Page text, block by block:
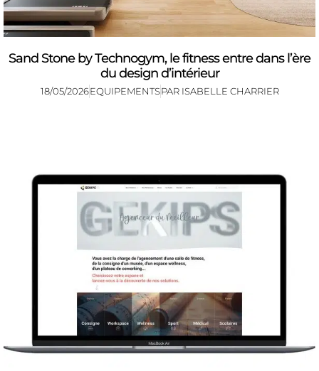
Sand Stone by Technogym, le fitness entre dans l’ère
du design d’intérieur
18/05/2026EQUIPEMENTSPAR ISABELLE CHARRIER